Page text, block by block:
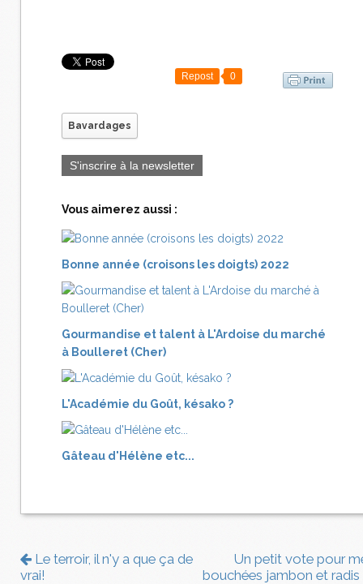
Repost 0
Bavardages
S'inscrire à la newsletter
Vous aimerez aussi :
Bonne année (croisons les doigts) 2022
Gourmandise et talent à L'Ardoise du marché
à Boulleret (Cher)
L'Académie du Goût, késako ?
Gâteau d'Hélène etc...
Le terroir, il n'y a que ça de
vrai!
Un petit vote pour
bouchées jambon et radis